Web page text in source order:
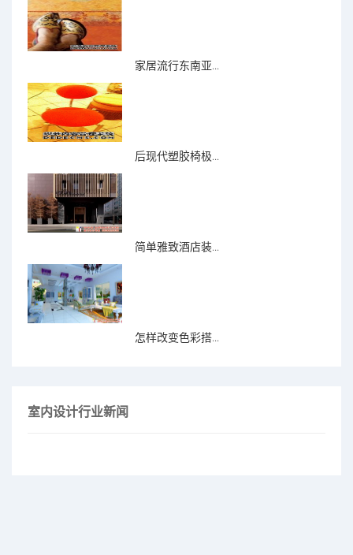
家居流行东南亚...
后现代塑胶椅极...
简单雅致酒店装...
怎样改变色彩搭...
室内设计行业新闻